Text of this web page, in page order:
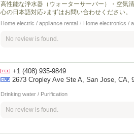
高性能な浄水器（ウォーターサーバー）・空気
心の日本語対応♪まずはお問い合わせください。
Home electric / appliance rental / Home electronics /
No review is found.
+1 (408) 935-9849
2673 Cropley Ave Ste A, San Jose, CA,
Drinking water / Purification
No review is found.